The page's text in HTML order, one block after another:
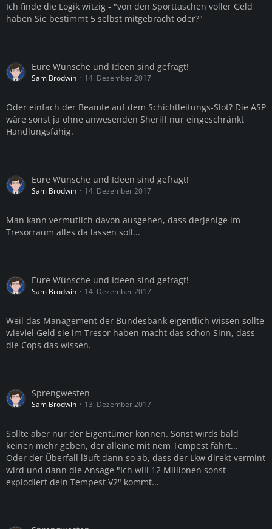
Ich finde die Logik witzig - "von den Sporttaschen voller Geld
haben Sie bestimmt 5 selbst mitgebracht oder?"
Eure Wünsche und Ideen sind gefragt!
Sam Brodwin 14. Dezember 2017
Oder einfach der Beamte auf dem Schichtleitungs-Slot? Die ASP
wäre sonst ja ohne anwesenden Sheriff nur eingeschränkt
Handlungsfähig.
Eure Wünsche und Ideen sind gefragt!
Sam Brodwin 14. Dezember 2017
Man kann vermutlich davon ausgehen, dass derjenige im
Tresorraum alles da lassen soll...
Eure Wünsche und Ideen sind gefragt!
Sam Brodwin 14. Dezember 2017
Weil das Management der Bundesbank eigentlich wissen sollte
wieviel Geld sie im Tresor haben macht das schon Sinn, dass
die Cops das wissen.
Sprengwesten
Sam Brodwin 13. Dezember 2017
Sollte aber nur der Eigentümer können. Sonst wirds bald
keinen mehr geben, der alleine mit nem Tempest fährt...
Oder der Überfall läuft dann so ab, dass der Lkw direkt vermint
wird und dann die Ansage "Ich will 12 Millionen sonst
explodiert dein Tempest V2" kommt...